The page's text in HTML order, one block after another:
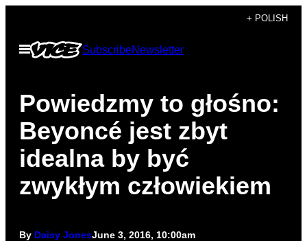
content
+ POLISH
Open
Menu
SubscribeNewsletter
Powiedzmy to głośno:
Beyoncé jest zbyt
idealna by być
zwykłym człowiekiem
By Daisy JonesJune 3, 2016, 10:00am